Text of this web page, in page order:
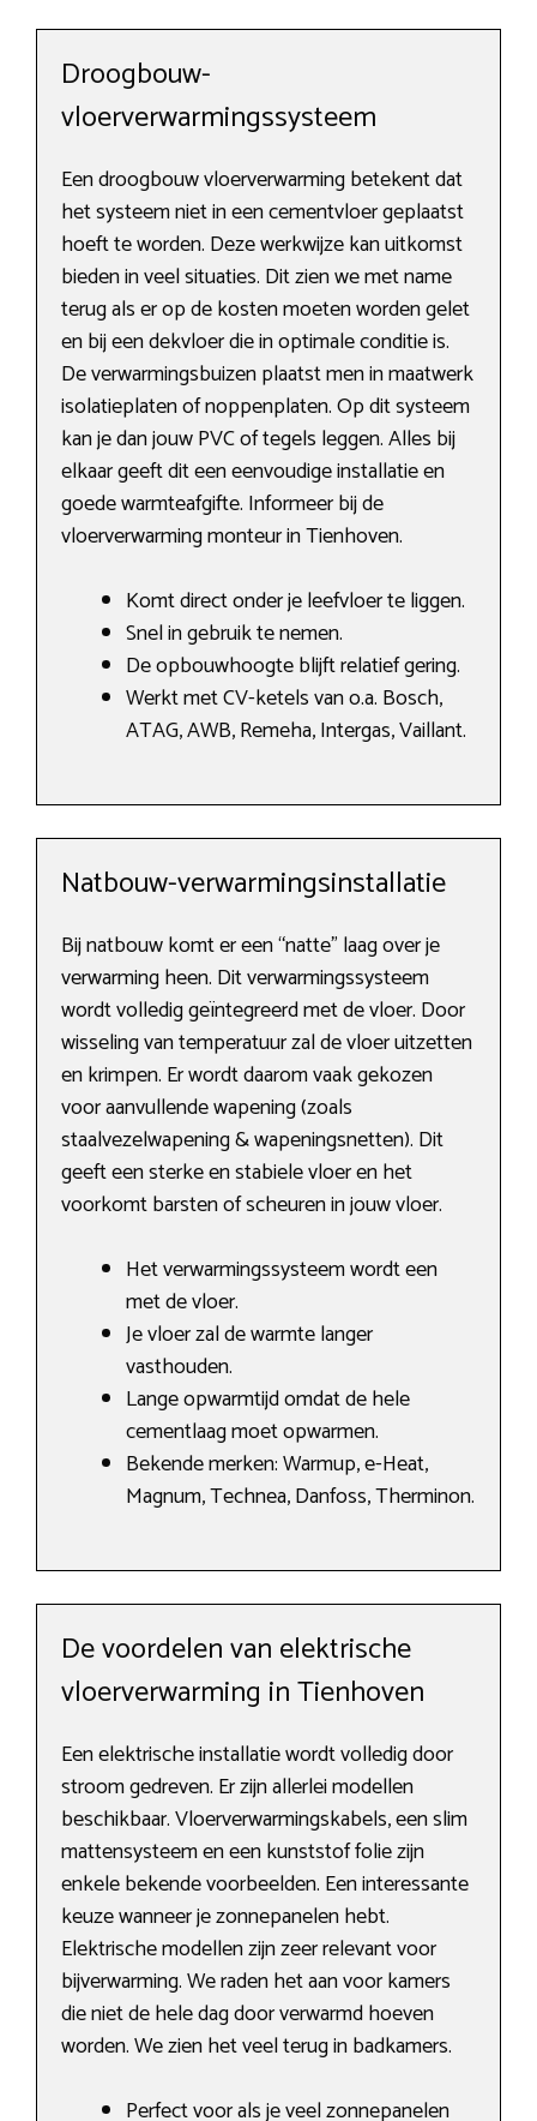
Droogbouw-
vloerverwarmingssysteem
Een droogbouw vloerverwarming betekent dat
het systeem niet in een cementvloer geplaatst
hoeft te worden. Deze werkwijze kan uitkomst
bieden in veel situaties. Dit zien we met name
terug als er op de kosten moeten worden gelet
en bij een dekvloer die in optimale conditie is.
De verwarmingsbuizen plaatst men in maatwerk
isolatieplaten of noppenplaten. Op dit systeem
kan je dan jouw PVC of tegels leggen. Alles bij
elkaar geeft dit een eenvoudige installatie en
goede warmteafgifte. Informeer bij de
vloerverwarming monteur in Tienhoven.
Komt direct onder je leefvloer te liggen.
Snel in gebruik te nemen.
De opbouwhoogte blijft relatief gering.
Werkt met CV-ketels van o.a. Bosch,
ATAG, AWB, Remeha, Intergas, Vaillant.
Natbouw-verwarmingsinstallatie
Bij natbouw komt er een “natte” laag over je
verwarming heen. Dit verwarmingssysteem
wordt volledig geïntegreerd met de vloer. Door
wisseling van temperatuur zal de vloer uitzetten
en krimpen. Er wordt daarom vaak gekozen
voor aanvullende wapening (zoals
staalvezelwapening & wapeningsnetten). Dit
geeft een sterke en stabiele vloer en het
voorkomt barsten of scheuren in jouw vloer.
Het verwarmingssysteem wordt een
met de vloer.
Je vloer zal de warmte langer
vasthouden.
Lange opwarmtijd omdat de hele
cementlaag moet opwarmen.
Bekende merken: Warmup, e-Heat,
Magnum, Technea, Danfoss, Therminon.
De voordelen van elektrische
vloerverwarming in Tienhoven
Een elektrische installatie wordt volledig door
stroom gedreven. Er zijn allerlei modellen
beschikbaar. Vloerverwarmingskabels, een slim
mattensysteem en een kunststof folie zijn
enkele bekende voorbeelden. Een interessante
keuze wanneer je zonnepanelen hebt.
Elektrische modellen zijn zeer relevant voor
bijverwarming. We raden het aan voor kamers
die niet de hele dag door verwarmd hoeven
worden. We zien het veel terug in badkamers.
Perfect voor als je veel zonnepanelen